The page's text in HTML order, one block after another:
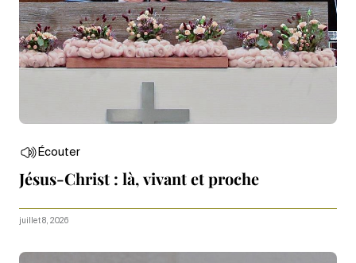
Écouter
Jésus-Christ : là, vivant et proche
juillet 8, 2026